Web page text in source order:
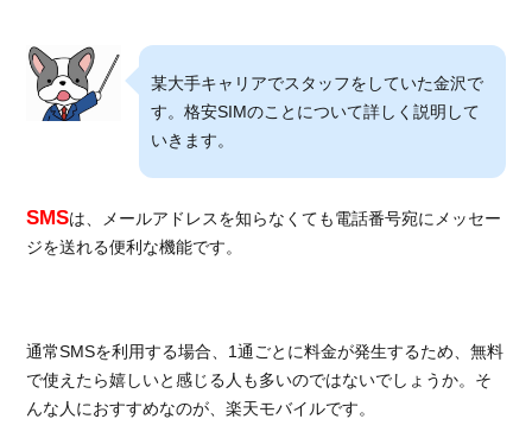
某大手キャリアでスタッフをしていた金沢で
す。格安SIMのことについて詳しく説明して
いきます。
SMSは、メールアドレスを知らなくても電話番号宛にメッセー
ジを送れる便利な機能です。
通常SMSを利用する場合、1通ごとに料金が発生するため、無料
で使えたら嬉しいと感じる人も多いのではないでしょうか。そ
んな人におすすめなのが、楽天モバイルです。